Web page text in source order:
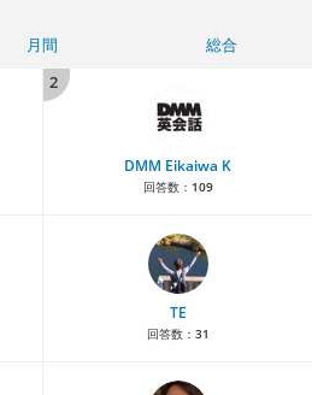
月間
総合
2
DMM Eikaiwa K
回答数： 109
TE
回答数： 31